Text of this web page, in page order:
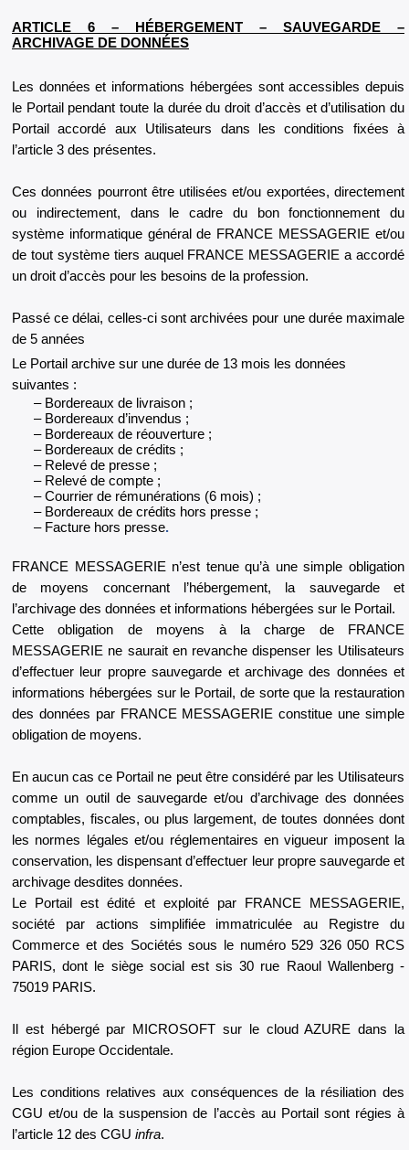
ARTICLE 6 – HÉBERGEMENT – SAUVEGARDE –
ARCHIVAGE DE DONNÉES
Les données et informations hébergées sont accessibles depuis
le Portail pendant toute la durée du droit d’accès et d’utilisation du
Portail accordé aux Utilisateurs dans les conditions fixées à
l’article 3 des présentes.
Ces données pourront être utilisées et/ou exportées, directement
ou indirectement, dans le cadre du bon fonctionnement du
système informatique général de FRANCE MESSAGERIE et/ou
de tout système tiers auquel FRANCE MESSAGERIE a accordé
un droit d’accès pour les besoins de la profession.
Passé ce délai, celles-ci sont archivées pour une durée maximale
de 5 années
Le Portail archive sur une durée de 13 mois les données
suivantes :
Bordereaux de livraison ;
Bordereaux d’invendus ;
Bordereaux de réouverture ;
Bordereaux de crédits ;
Relevé de presse ;
Relevé de compte ;
Courrier de rémunérations (6 mois) ;
Bordereaux de crédits hors presse ;
Facture hors presse.
FRANCE MESSAGERIE n’est tenue qu’à une simple obligation
de moyens concernant l’hébergement, la sauvegarde et
l’archivage des données et informations hébergées sur le Portail.
Cette obligation de moyens à la charge de FRANCE
MESSAGERIE ne saurait en revanche dispenser les Utilisateurs
d’effectuer leur propre sauvegarde et archivage des données et
informations hébergées sur le Portail, de sorte que la restauration
des données par FRANCE MESSAGERIE constitue une simple
obligation de moyens.
En aucun cas ce Portail ne peut être considéré par les Utilisateurs
comme un outil de sauvegarde et/ou d’archivage des données
comptables, fiscales, ou plus largement, de toutes données dont
les normes légales et/ou réglementaires en vigueur imposent la
conservation, les dispensant d’effectuer leur propre sauvegarde et
archivage desdites données.
Le Portail est édité et exploité par FRANCE MESSAGERIE,
société par actions simplifiée immatriculée au Registre du
Commerce et des Sociétés sous le numéro 529 326 050 RCS
PARIS, dont le siège social est sis 30 rue Raoul Wallenberg -
75019 PARIS.
Il est hébergé par MICROSOFT sur le cloud AZURE dans la
région Europe Occidentale.
Les conditions relatives aux conséquences de la résiliation des
CGU et/ou de la suspension de l’accès au Portail sont régies à
l’article 12 des CGU infra.